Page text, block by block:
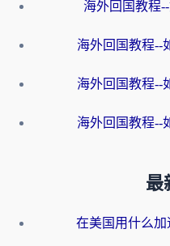
海外回国教程
海外回国教程--
海外回国教程--
海外回国教程--
最